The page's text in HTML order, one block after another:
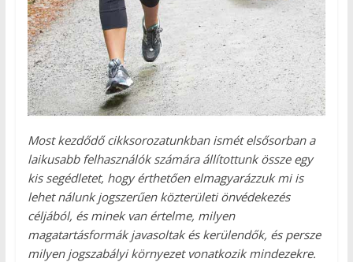
Most kezdődő cikksorozatunkban ismét elsősorban a
laikusabb felhasználók számára állítottunk össze egy
kis segédletet, hogy érthetően elmagyarázzuk mi is
lehet nálunk jogszerűen közterületi önvédekezés
céljából, és minek van értelme, milyen
magatartásformák javasoltak és kerülendők, és persze
milyen jogszabályi környezet vonatkozik mindezekre.